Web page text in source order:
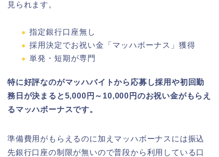
見られます。
指定銀行口座無し
採用決定でお祝い金「マッハボーナス」獲得
単発・短期が専門
特に好評なのがマッハバイトから応募し採用や初回勤
務日が決まると5,000円～10,000円のお祝い金がもらえ
るマッハボーナスです。
準備費用がもらえるのに加えマッハボーナスには振込
先銀行口座の制限が無いので普段から利用している口